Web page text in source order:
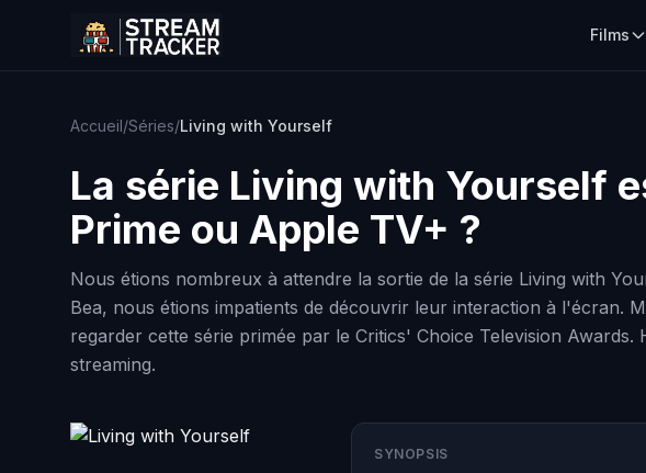
Films
Accueil/Séries/Living with Yourself
La série Living with Yourself
Prime ou Apple TV+ ?
Nous étions nombreux à attendre la sortie de la série Living with
Bea, nous étions impatients de découvrir leur interaction à l'écran.
regarder cette série primée par le Critics' Choice Television
streaming.
SYNOPSIS